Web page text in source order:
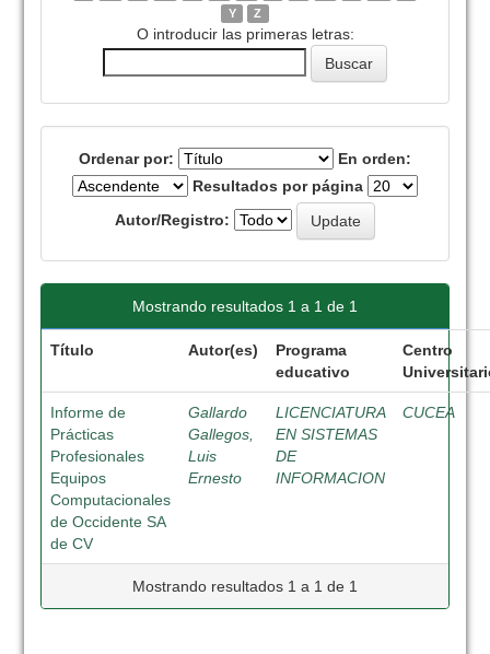
Y
Z
O introducir las primeras letras:
Ordenar por:
En orden:
Resultados por página
Autor/Registro:
Mostrando resultados 1 a 1 de 1
Título Autor(es)
Programa
educativo
Centro
Informe de
Prácticas
Profesionales
Equipos
Computacionales
de Occidente SA
de CV
Gallardo
Gallegos,
Luis
Ernesto
LICENCIATURA
EN SISTEMAS
DE
INFORMACION
CUCEA
Mostrando resultados 1 a 1 de 1